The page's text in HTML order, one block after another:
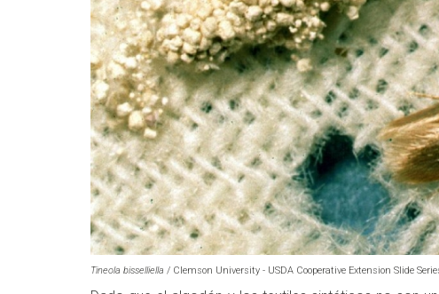
Tineola bisselliella / Clemson University - USDA Cooperative Extension Slide